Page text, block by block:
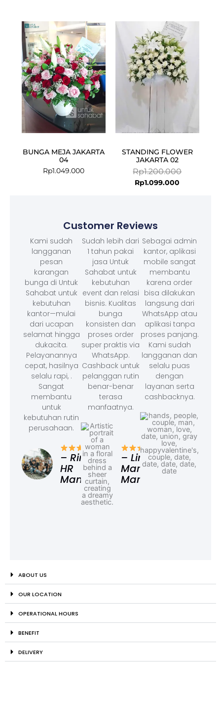
BUNGA MEJA JAKARTA
04
Rp1.049.000
STANDING FLOWER
JAKARTA 02
Rp1.200.000
Original
price
was:
Rp1.099.000
Current
price
is:
Customer Reviews
Kami sudah
langganan
pesan
karangan
bunga di Untuk
Sahabat untuk
kebutuhan
kantor—mulai
dari ucapan
selamat hingga
dukacita.
Pelayanannya
cepat, hasilnya
selalu rapi, .
Sangat
membantu
untuk
kebutuhan rutin
perusahaan.
– Rina,
HR
Manager
Sudah lebih dari
1 tahun pakai
jasa Untuk
Sahabat untuk
kebutuhan
event dan relasi
bisnis. Kualitas
bunga
konsisten dan
proses order
super praktis via
WhatsApp.
Cashback untuk
pelanggan rutin
benar-benar
terasa
manfaatnya.
– Linda,
Marketing
Manager
Sebagai admin
kantor, aplikasi
mobile sangat
membantu
karena order
bisa dilakukan
langsung dari
WhatsApp atau
aplikasi tanpa
proses panjang.
Kami sudah
langganan dan
selalu puas
dengan
layanan serta
cashbacknya.
ABOUT US
OUR LOCATION
OPERATIONAL HOURS
BENEFIT
DELIVERY